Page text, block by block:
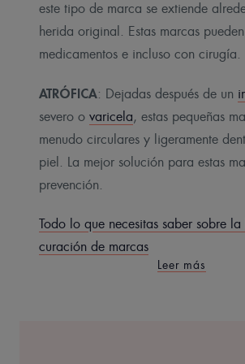
este tipo de marca se extiende
herida original. Estas marcas
medicamentos e incluso con cirugía.
ATRÓFICA: Dejadas después de un
severo o varicela, estas pequeñas
menudo circulares y ligeramente
piel. La mejor solución para estas
prevención.
Todo lo que necesitas saber sobre la
curación de marcas
Leer más